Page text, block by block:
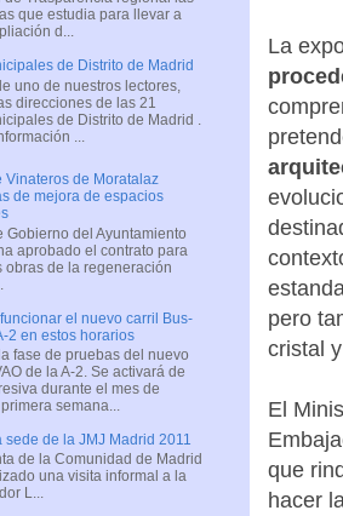
La
pero
cristal
El
que
hacer
que estudia para llevar a
d...
de Distrito de Madrid
uno de nuestros lectores,
direcciones de las 21
de Distrito de Madrid .
...
Vinateros de Moratalaz
de mejora de espacios
Gobierno del Ayuntamiento
aprobado el contrato para
obras de la regeneración
el nuevo carril Bus-
2 en estos horarios
fase de pruebas del nuevo
de la A-2. Se activará de
durante el mes de
semana...
sede de la JMJ Madrid 2011
de la Comunidad de Madrid
una visita informal a la
L...